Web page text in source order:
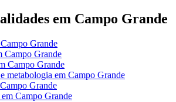
em Campo Grande
Campo Grande
Campo Grande
Campo Grande
metabologia em Campo Grande
Campo Grande
em Campo Grande